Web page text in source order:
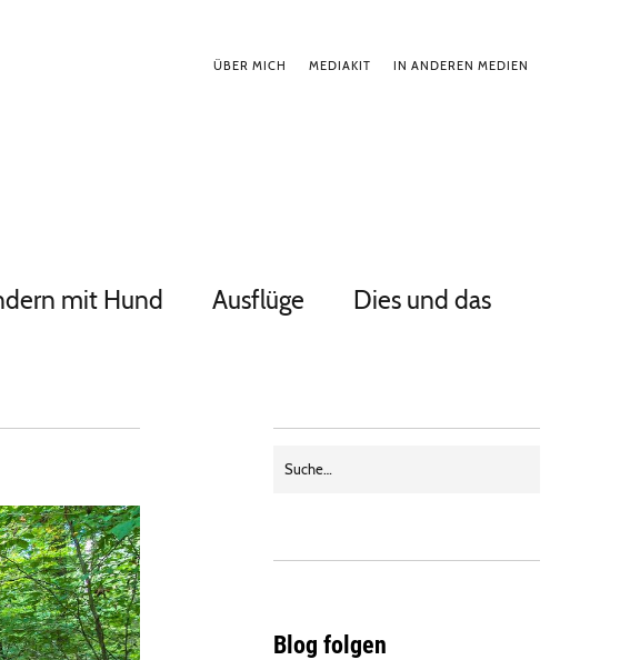
ÜBER MICH MEDIAKIT IN ANDEREN MEDIEN
mit Hund Ausflüge Dies und das
Blog folgen